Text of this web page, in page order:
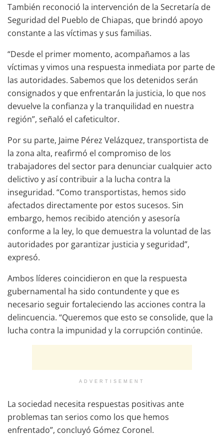
También reconoció la intervención de la Secretaría de
Seguridad del Pueblo de Chiapas, que brindó apoyo
constante a las víctimas y sus familias.
“Desde el primer momento, acompañamos a las
víctimas y vimos una respuesta inmediata por parte de
las autoridades. Sabemos que los detenidos serán
consignados y que enfrentarán la justicia, lo que nos
devuelve la confianza y la tranquilidad en nuestra
región”, señaló el cafeticultor.
Por su parte, Jaime Pérez Velázquez, transportista de
la zona alta, reafirmó el compromiso de los
trabajadores del sector para denunciar cualquier acto
delictivo y así contribuir a la lucha contra la
inseguridad. “Como transportistas, hemos sido
afectados directamente por estos sucesos. Sin
embargo, hemos recibido atención y asesoría
conforme a la ley, lo que demuestra la voluntad de las
autoridades por garantizar justicia y seguridad”,
expresó.
Ambos líderes coincidieron en que la respuesta
gubernamental ha sido contundente y que es
necesario seguir fortaleciendo las acciones contra la
delincuencia. “Queremos que esto se consolide, que la
lucha contra la impunidad y la corrupción continúe.
ADVERTISEMENT
La sociedad necesita respuestas positivas ante
problemas tan serios como los que hemos
enfrentado”, concluyó Gómez Coronel.